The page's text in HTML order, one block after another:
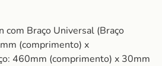
com Braço Universal (Braço
(comprimento) x
460mm (comprimento) x 30mm